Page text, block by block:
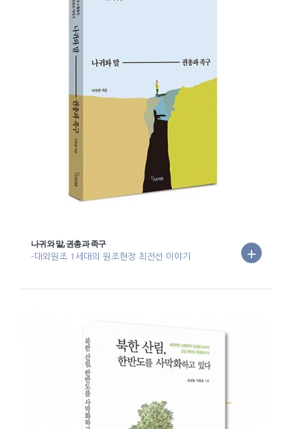
나귀와 말, 권총과 족구
-대외원조 1세대의 원조현장 최전선 이야기